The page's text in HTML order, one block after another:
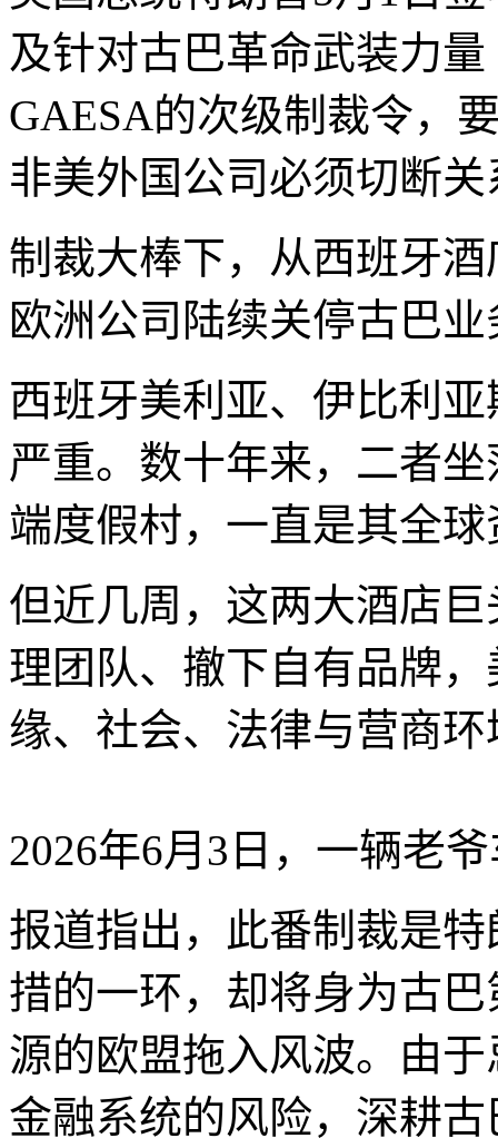
及针对古巴革命武装力
GAESA的次级制裁令，
非美外国公司必须切断
制裁大棒下，从西班牙
欧洲公司陆续关停古巴业
西班牙美利亚、伊比利
严重。数十年来，二者
端度假村，一直是其全
但近几周，这两大酒店
理团队、撤下自有品牌
缘、社会、法律与营商
2026年6月3日，一辆老
报道指出，此番制裁是
措的一环，却将身为古
源的欧盟拖入风波。由
金融系统的风险，深耕